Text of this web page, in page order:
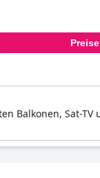
Balkonen, Sat-TV